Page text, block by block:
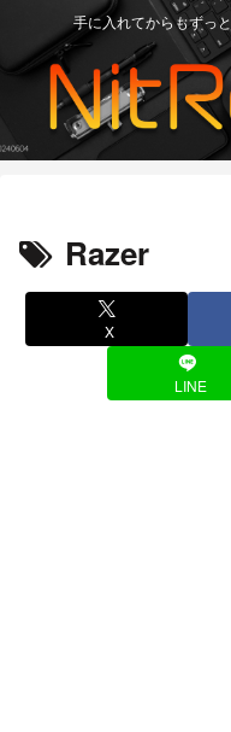
手に入れてからもずっ
Razer
X
LINE